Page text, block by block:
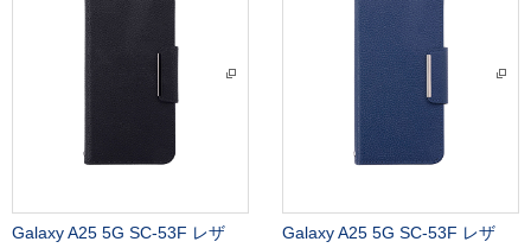
Galaxy A25 5G SC-53F レザ
Galaxy A25 5G SC-53F レザ